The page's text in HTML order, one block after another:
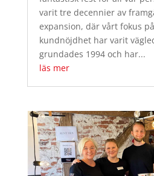
varit tre decennier av
expansion, där vårt fokus
kundnöjdhet har varit
grundades 1994 och har...
läs mer